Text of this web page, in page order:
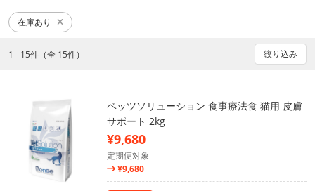
在庫あり
1 - 15件（全 15件） 絞り込み
ベッツソリューション 食事療法食 猫用 皮膚
サポート 2kg
¥9,680
定期便対象
¥9,680